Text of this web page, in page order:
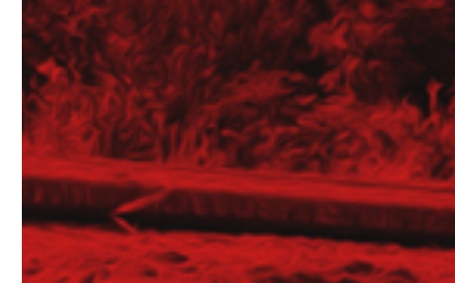
Aktualności
Dotacje
Główna-old
Kariera
Młodszy mechanik / Serwisant maszyn budowlanych
Młodszy specjalista ds. bazy sprzętowej (K/M)
Praktyki (K/M) w Tergon!
Mechanik / serwisant (K/M)